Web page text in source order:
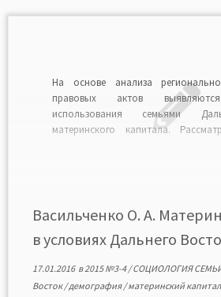
На основе анализа
правовых актов
использования семьями
материнского капитала.
семей и планирования
политики.Читать в формате PDF>>
Васильченко О. А.
в условиях Дальнего
17.01.2016в2015 №3-4/СОЦИОЛОГИЯ
Восток/демография/материнский капитал